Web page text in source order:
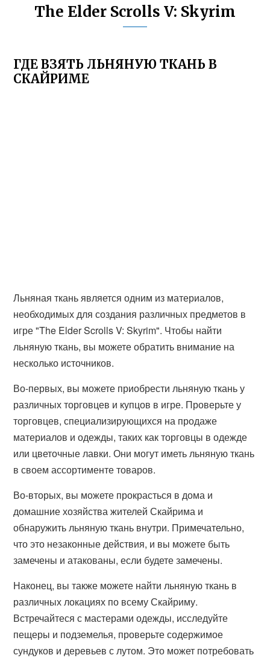
The Elder Scrolls V: Skyrim
ГДЕ ВЗЯТЬ ЛЬНЯНУЮ ТКАНЬ В
СКАЙРИМЕ
Льняная ткань является одним из материалов,
необходимых для создания различных предметов в
игре "The Elder Scrolls V: Skyrim". Чтобы найти
льняную ткань, вы можете обратить внимание на
несколько источников.
Во-первых, вы можете приобрести льняную ткань у
различных торговцев и купцов в игре. Проверьте у
торговцев, специализирующихся на продаже
материалов и одежды, таких как торговцы в одежде
или цветочные лавки. Они могут иметь льняную ткань
в своем ассортименте товаров.
Во-вторых, вы можете прокрасться в дома и
домашние хозяйства жителей Скайрима и
обнаружить льняную ткань внутри. Примечательно,
что это незаконные действия, и вы можете быть
замечены и атакованы, если будете замечены.
Наконец, вы также можете найти льняную ткань в
различных локациях по всему Скайриму.
Встречайтеся с мастерами одежды, исследуйте
пещеры и подземелья, проверьте содержимое
сундуков и деревьев с лутом. Это может потребовать